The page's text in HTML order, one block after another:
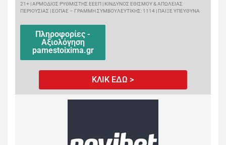
21+ | ΑΡΜΟΔΙΟΣ ΡΥΘΜΙΣΤΗΣ ΕΕΕΠ | ΚΙΝΔΥΝΟΣ ΕΘΙΣΜΟΥ & ΑΠΩΛΕΙΑΣ
ΠΕΡΙΟΥΣΙΑΣ | ΕΟΠΑΕ – ΓΡΑΜΜΗ ΣΥΜΒΟΥΛΕΥΤΙΚΗΣ: 1114 | ΠΑΙΞΕ ΥΠΕΥΘΥΝΑ
Πληροφορίες -
Αξιολόγηση
pamestoixima.gr
ΚΛΙΚ ΕΔΩ >